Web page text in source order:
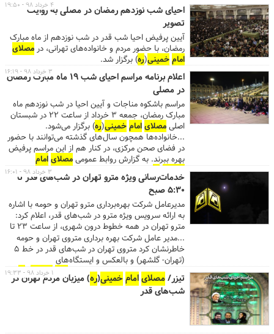
خمینی
(
)، ریز جزئیات مراسم احیای شب بیست و یکم
ماه مبارک رمضان، یک‌شنبه ۵ خرداد ماه و همزمان با
شب شهادت امیرالمومنین(ع) به شرح زیر است: تلاوت
قرآن کریم توسط قاری بین‌المللی قاسم رضیعی
قرائت دعای جوشن کبیر توسط آقایان علیرضا سبحانی و
مهدی قربانعلی مرثیه‌خوانی و عزاداری توسط مداحان
اهل‌بیت(ع) حاج مرتضی طاهری و امیر عباسی سخنرانی
و مراسم احیا توسط حجت‌الاسلام و المسلمین علیرضا
پناهیان در زمان برگزاری مراسم، شهروندان می‌توانند برای
عبور و مرور از ورودی‌های شماره ۱۷ و ۱۹ واقع در بزرگراه
رسالت، شماره ۷ و ۱۵ واقع در خیابان شهید قنبرزاده و
شماره ۱، ۲ و ۳ واقع در خیابان شهید بهشتی، استفاده
نمایند. ...
احیای شب نوزدهم رمضان در مصلی به روایت
تصویر
آیین پرفیض احیا شب قدر در شب نوزدهم از ماه مبارک
رمضان، با حضور مردم و خانواده‌های تهرانی، درمصلای
امامخمینی(ره) برگزار شد.
۴ خرداد ۹۸ - ۱۹:۵۰
اعلام برنامه مراسم احیای شب ۱۹ ماه مبارک رمضان
در مصلی
مراسم باشکوه مناجات و آیین احیا در شب‌ نوزدهم ماه
مبارک رمضان، جمعه ۳ خرداد از ساعت ۲۲ در شبستان
اصلیمصلایامامخمینی(ره) برگزار می‌شود.
...خانواده‌ها همچون سال‌های گذشته می‌توانند با حضور
در فضای صحن مرکزی، در کنار هم از این مراسم پرفیض
بهره ببرند. به گزارش روابط عمومیمصلایامام
خمینی
)، ریز جزئیات مراسم احیای شب نوزدهم
ماه مبارک رمضان، جمعه ۳ خرداد ماه و همزمان با شب
ضربت خوردن امیرالمومنین(ع) به شرح زیر است: تلاوت
قرآن کریم توسط قاری بین‌المللی امین پویا قرائت دعای
جوشن کبیر توسط آقایان علیرضا سبحانی و مهدی
قربانعلی مرثیه‌خوانی و عزاداری توسط مداحان
اهل‌بیت(ع) حاج احمد واعظی و امیر عباسی سخنرانی و
مراسم احیا توسط حجت‌الاسلام و المسلمین علیرضا
پناهیان در زمان برگزاری مراسم، شهروندان می‌توانند برای
عبور و مرور از ورودی‌های شماره ۱۷ و ۱۹ واقع در بزرگراه
رسالت، شماره ۷ و ۱۵ واقع در خیابان شهید قنبرزاده و
۳ خرداد ۹۸ - ۱۶:۱۹
خدمات‌رسانی ویژه مترو تهران در شب‌های قدر تا
۵:۳۰ صبح
مدیرعامل شرکت بهره‌برداری مترو تهران و حومه با اشاره
به ارائه سرویس ویژه مترو در شب‌های قدر، اعلام کرد:
مترو تهران در همه خطوط درون شهری، از ساعت ۲۳ تا
۵:۳۰ صبح، به مردم خدمات‌رسانی می‌نماید.
...مدیر عامل شرکت بهره برداری متروی تهران و حومه
خاطرنشان کرد متروی تهران در شب‌های قدر در خط ۵
(تهران- گلشهر) و بالعکس و ایستگاه‌های
پایانه‌های فرودگاه مهرآباد و فرودگاه
خمینی(ره)
خدمات رسانی شبانه ندارد. با توجه به قرارگیری ۲
ایستگاه مصلی و ایستگاه شهید بهشتی در خطوط یک و
۳ خرداد ۹۸ - ۱۶:۰۱
تیزر/مصلایامامخمینی(ره) میزبان مردم تهران در
شب‌های قدر
۱ خرداد ۹۸ - ۱۹:۳۳